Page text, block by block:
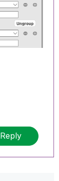
Reply